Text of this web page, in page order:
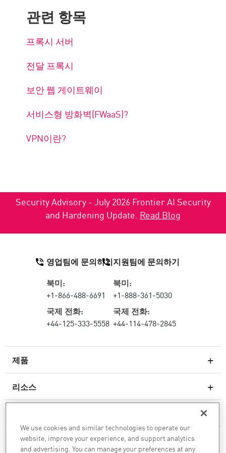
관련 항목
프록시 서버
전달 프록시
보안 웹 게이트웨이
서비스형 방화벽(FWaaS)?
VPN이란?
Security Advisory - July 2026 Frontier AI Security
and Hardening Update. Read Blog
제품
차세대 방화벽
클라우드 네트워크 보안
리소스
회사
영업팀에 문의하기
북미:
+1-866-488-6691
국제 전화:
+44-125-333-5558
지원팀에 문의하기
북미:
+1-888-361-5030
국제 전화:
+44-114-478-2845
We use cookies and similar technologies to operate our
website, improve your experience, and support analytics
and advertising. You can manage your preferences at any